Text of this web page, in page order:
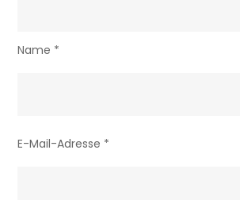
Name *
E-Mail-Adresse *